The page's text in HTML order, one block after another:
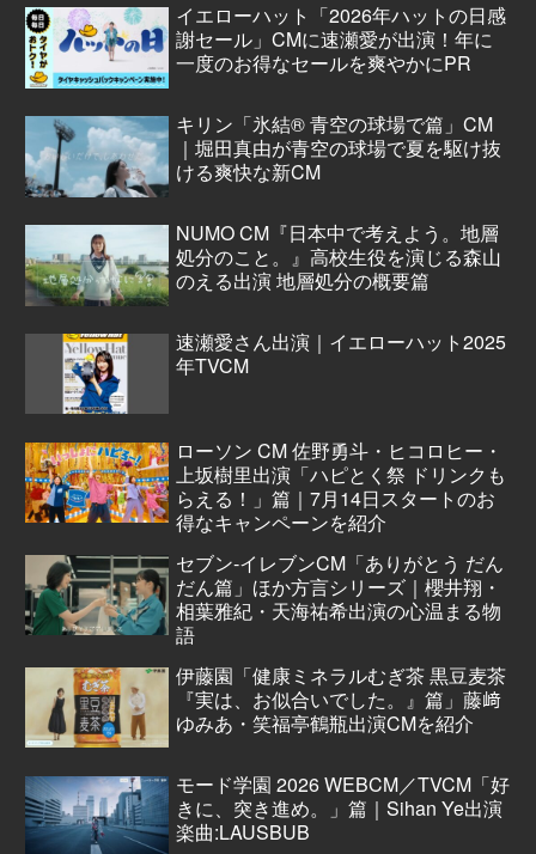
イエローハット「2026年ハットの日感
謝セール」CMに速瀬愛が出演！年に
一度のお得なセールを爽やかにPR
キリン「氷結® 青空の球場で篇」CM
｜堀田真由が青空の球場で夏を駆け抜
ける爽快な新CM
NUMO CM『日本中で考えよう。地層
処分のこと。』高校生役を演じる森山
のえる出演 地層処分の概要篇
速瀬愛さん出演｜イエローハット2025
年TVCM
ローソン CM 佐野勇斗・ヒコロヒー・
上坂樹里出演「ハピとく祭 ドリンクも
らえる！」篇｜7月14日スタートのお
得なキャンペーンを紹介
セブン‐イレブンCM「ありがとう だん
だん篇」ほか方言シリーズ｜櫻井翔・
相葉雅紀・天海祐希出演の心温まる物
語
伊藤園「健康ミネラルむぎ茶 黒豆麦茶
『実は、お似合いでした。』篇」藤﨑
ゆみあ・笑福亭鶴瓶出演CMを紹介
モード学園 2026 WEBCM／TVCM「好
きに、突き進め。」篇｜Sihan Ye出演
楽曲:LAUSBUB